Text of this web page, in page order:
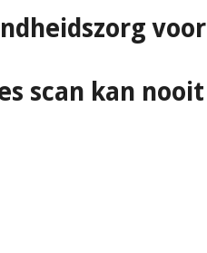
voor
scan kan nooit